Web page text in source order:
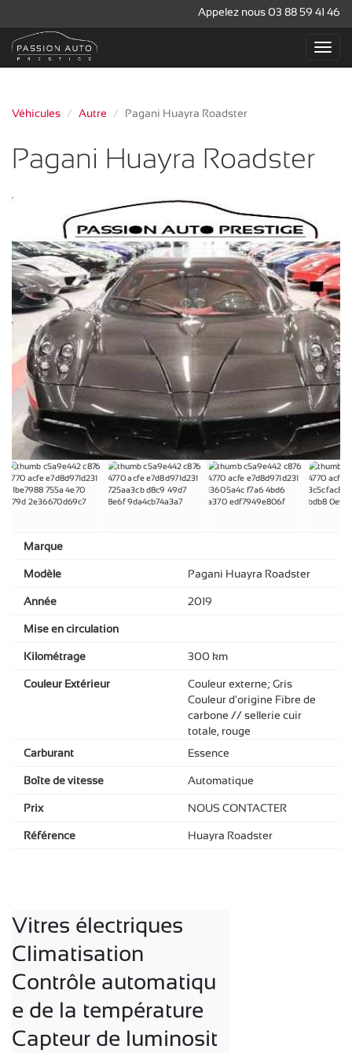
Appelez nous 03 88 59 41 46
Véhicules Autre Pagani Huayra Roadster
Pagani Huayra Roadster
Marque
Modèle Pagani Huayra Roadster
Année 2019
Mise en circulation
Kilométrage 300 km
Couleur Extérieur
Couleur externe; Gris
Couleur d'origine Fibre de
carbone // sellerie cuir
totale, rouge
Carburant
Essence
Boîte de vitesse Automatique
Prix NOUS CONTACTER
Référence Huayra Roadster
Vitres électriques
Climatisation
Contrôle automatiqu
e de la température
Capteur de luminosit